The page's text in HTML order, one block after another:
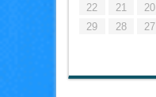
20
21
22
27
28
29